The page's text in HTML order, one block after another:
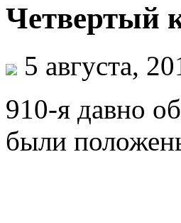
Четвертый
5 августа,
910-я давно
были